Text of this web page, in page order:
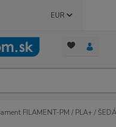
EUR
FILAMENT-PM / PLA+ /